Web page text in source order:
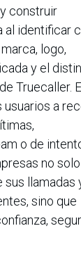
construir
al identificar
logo,
y el
Truecaller.
usuarios a
o de
no solo
llamadas
sino que